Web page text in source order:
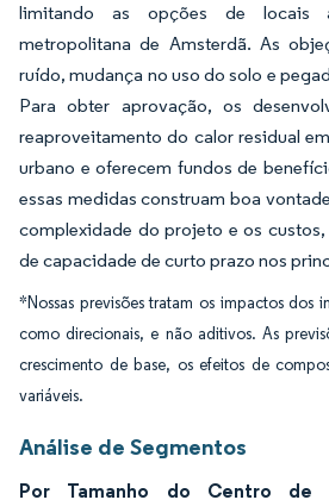
limitando as opções de locais
metropolitana de Amsterdã. As
ruído, mudança no uso do solo e
Para obter aprovação, os
reaproveitamento do calor residual
urbano e oferecem fundos de
essas medidas construam boa
complexidade do projeto e os
de capacidade de curto prazo nos
*Nossas previsões tratam os impactos dos
como direcionais, e não aditivos. As
crescimento de base, os efeitos de
variáveis.
Análise de Segmentos
Por Tamanho do Centro de